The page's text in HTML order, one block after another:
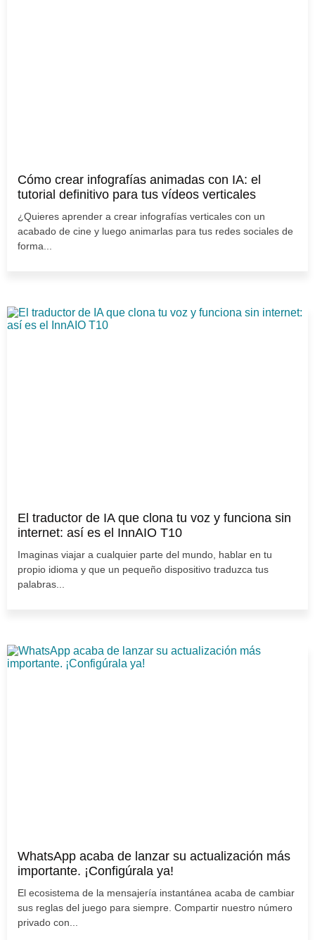
Cómo crear infografías animadas con IA: el
tutorial definitivo para tus vídeos verticales
¿Quieres aprender a crear infografías verticales con un
acabado de cine y luego animarlas para tus redes sociales de
forma...
El traductor de IA que clona tu voz y funciona sin
internet: así es el InnAIO T10
Imaginas viajar a cualquier parte del mundo, hablar en tu
propio idioma y que un pequeño dispositivo traduzca tus
palabras...
WhatsApp acaba de lanzar su actualización más
importante. ¡Configúrala ya!
El ecosistema de la mensajería instantánea acaba de cambiar
sus reglas del juego para siempre. Compartir nuestro número
privado con...